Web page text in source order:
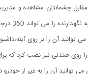
توانید آن را بر روی
آن را به غیر از خودرو